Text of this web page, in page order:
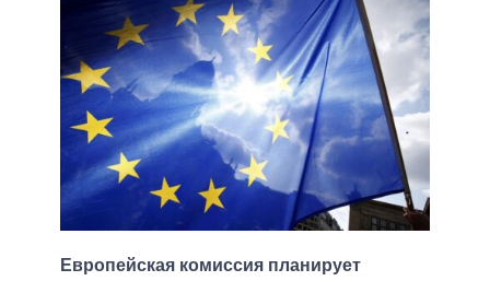
Европейская комиссия планирует